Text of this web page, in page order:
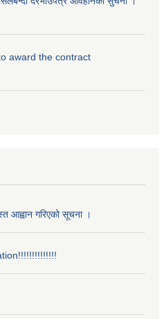
award the contract
आह्वान गरिएको सूचना ।